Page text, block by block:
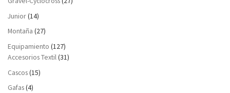
Junior(14)
Montaña (27)
Equipamiento (127)
Accesorios Textil(31)
Cascos(15)
Gafas(4)